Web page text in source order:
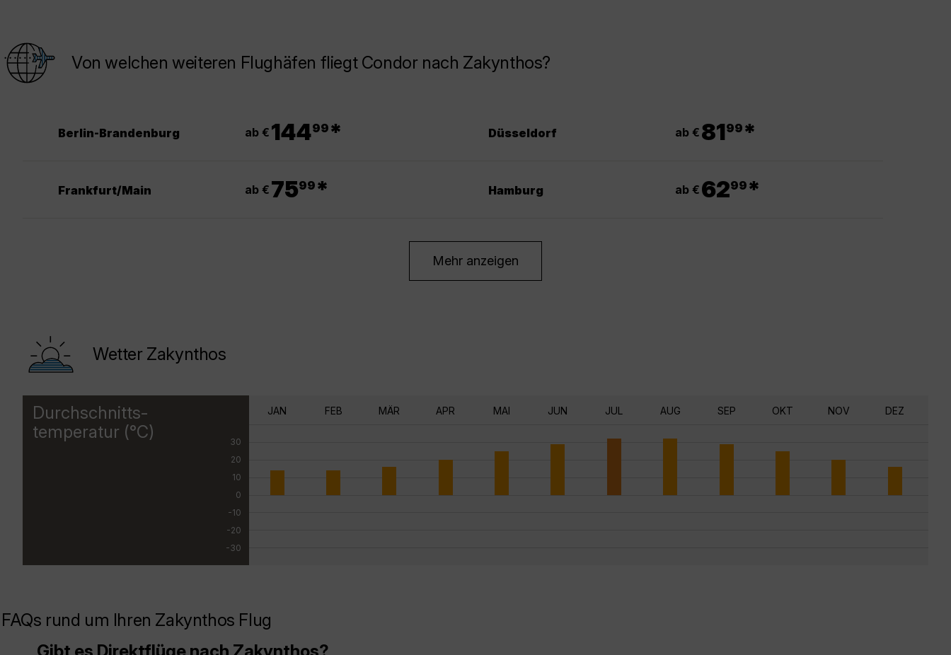
Von welchen weiteren Flughäfen fliegt Condor nach Zakynthos?
Berlin-Brandenburg ab € 14499 * Düsseldorf ab € 8199 *
Frankfurt/Main ab € 7599 * Hamburg ab € 6299 *
Mehr anzeigen
Wetter Zakynthos
Durchschnitts-
temperatur (°C)
30
20
10
0
-10
-20
-30
JAN FEB MÄR APR MAI JUN JUL AUG SEP OKT NOV DEZ
FAQs rund um Ihren Zakynthos Flug